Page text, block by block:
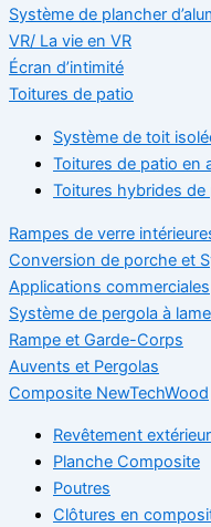
Système de plancher
VR/ La vie en VR
Écran d’intimité
Toitures de patio
Système de toit
Toitures de patio en
Toitures hybrides de
Rampes de verre
Conversion de porche et
Applications commerciales
Système de pergola à
Rampe et Garde-Corps
Auvents et Pergolas
Composite NewTechWood
Revêtement extérieur
Planche Composite
Poutres
Clôtures en